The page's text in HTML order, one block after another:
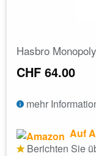
Hasbro
CHF 64.00
mehr
Auf
Berichten Sie